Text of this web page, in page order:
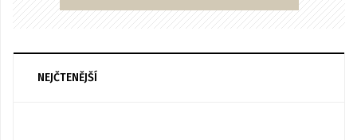
NEJČTENĚJŠÍ